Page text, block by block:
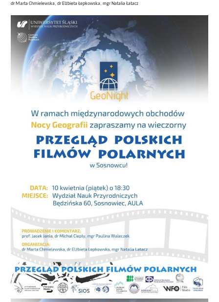
dr Marta Chmielewska, dr Elżbieta Łepkowska, mgr Natalia Łatacz